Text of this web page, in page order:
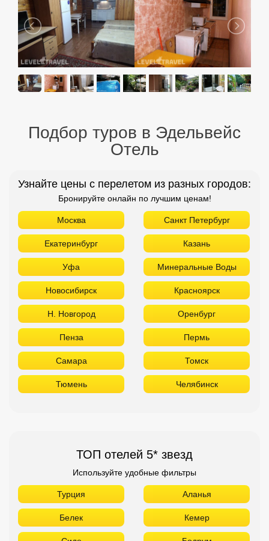
Подбор туров в Эдельвейс
Отель
Узнайте цены с перелетом из разных городов:
Бронируйте онлайн по лучшим ценам!
Москва Санкт Петербург
Екатеринбург Казань
Уфа Минеральные Воды
Новосибирск Красноярск
Н. Новгород Оренбург
Пенза Пермь
Самара Томск
Тюмень Челябинск
ТОП отелей 5* звезд
Используйте удобные фильтры
Турция Аланья
Белек Кемер